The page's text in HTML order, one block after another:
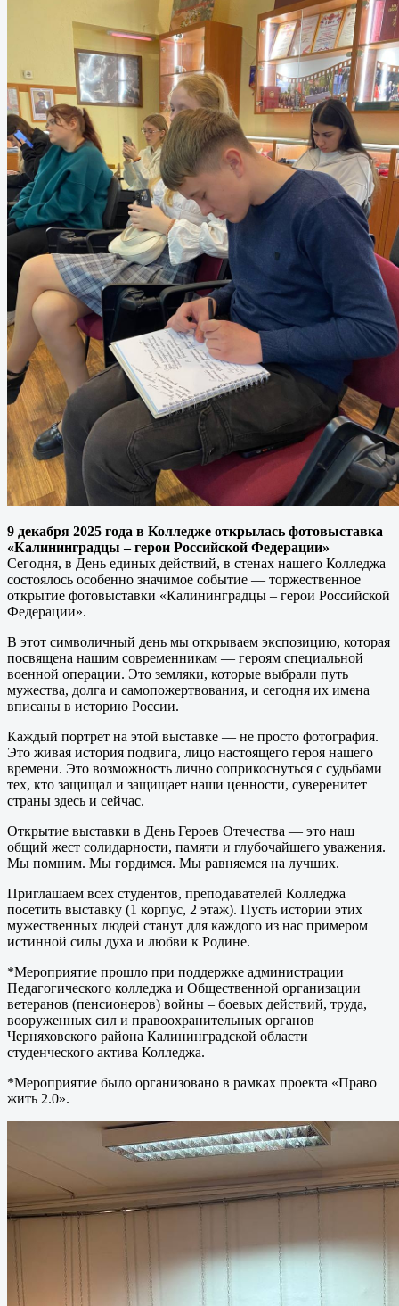
9 декабря 2025 года в Колледже открылась фотовыставка
«Калининградцы – герои Российской Федерации»
Сегодня, в День единых действий, в стенах нашего Колледжа
состоялось особенно значимое событие — торжественное
открытие фотовыставки «Калининградцы – герои Российской
Федерации».
В этот символичный день мы открываем экспозицию, которая
посвящена нашим современникам — героям специальной
военной операции. Это земляки, которые выбрали путь
мужества, долга и самопожертвования, и сегодня их имена
вписаны в историю России.
Каждый портрет на этой выставке — не просто фотография.
Это живая история подвига, лицо настоящего героя нашего
времени. Это возможность лично соприкоснуться с судьбами
тех, кто защищал и защищает наши ценности, суверенитет
страны здесь и сейчас.
Открытие выставки в День Героев Отечества — это наш
общий жест солидарности, памяти и глубочайшего уважения.
Мы помним. Мы гордимся. Мы равняемся на лучших.
Приглашаем всех студентов, преподавателей Колледжа
посетить выставку (1 корпус, 2 этаж). Пусть истории этих
мужественных людей станут для каждого из нас примером
истинной силы духа и любви к Родине.
*Мероприятие прошло при поддержке администрации
Педагогического колледжа и Общественной организации
ветеранов (пенсионеров) войны – боевых действий, труда,
вооруженных сил и правоохранительных органов
Черняховского района Калининградской области
студенческого актива Колледжа.
*Мероприятие было организовано в рамках проекта «Право
жить 2.0».